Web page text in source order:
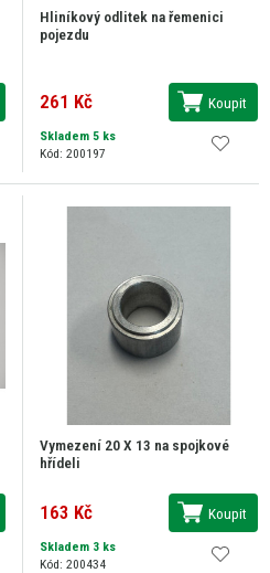
Hliníkový odlitek na řemenici
pojezdu
261 Kč Koupit
Skladem 5 ks
Kód: 200197
Vymezení 20 X 13 na spojkové
hřídeli
163 Kč Koupit
Skladem 3 ks
Kód: 200434